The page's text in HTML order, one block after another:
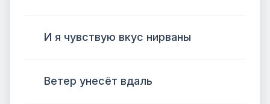
И я чувствую вкус нирваны
Ветер унесёт вдаль